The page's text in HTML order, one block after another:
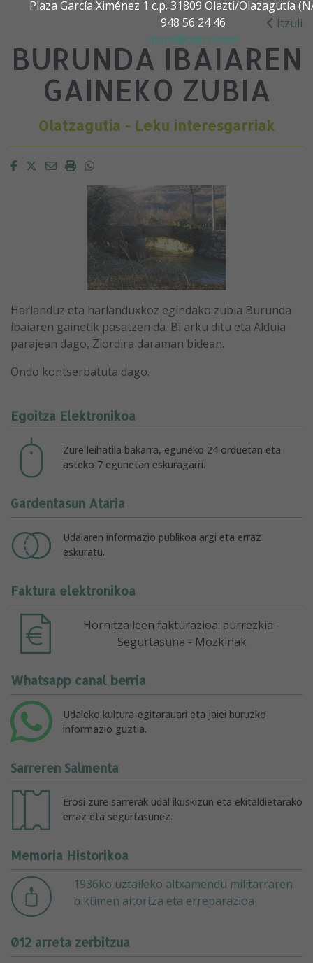
Plaza García Ximénez 1 c.p. 31809 Olazti/Olazagutía
948 56 24 46
olazti@olazti.com
Itzuli
BURUNDA IBAIAREN
GAINEKO ZUBIA
Olatzagutia - Leku interesgarriak
Facebook
Twitter
EmailImprimirWhatsapp
Harlanduz eta harlanduxkoz egindako zubia Burunda
ibaiaren gainetik pasatzen da. Bi arku ditu eta Alduia
parajean dago, Ziordira daraman bidean.
Ondo kontserbatuta dago.
Egoitza Elektronikoa
Zure leihatila bakarra, eguneko 24 orduetan eta
asteko 7 egunetan eskuragarri.
Gardentasun Ataria
Udalaren informazio publikoa argi eta erraz
eskuratu.
Faktura elektronikoa
Hornitzaileen fakturazioa: aurrezkia -
Segurtasuna - Mozkinak
Whatsapp canal berria
Udaleko kultura-egitarauari eta jaiei buruzko
informazio guztia.
Sarreren Salmenta
Erosi zure sarrerak udal ikuskizun eta ekitaldietarako
erraz eta segurtasunez.
Memoria Historikoa
1936ko uztaileko altxamendu militarraren
biktimen aitortza eta erreparazioa
012 arreta zerbitzua